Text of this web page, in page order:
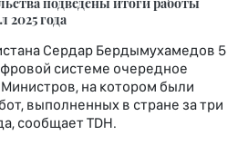
2025 года
Сердар Бердымухамедов 5
системе очередное
на котором были
выполненных в стране за три
сообщает TDH.